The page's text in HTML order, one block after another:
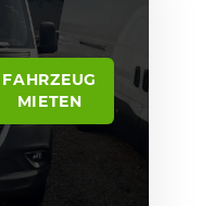
FAHRZEUG
MIETEN